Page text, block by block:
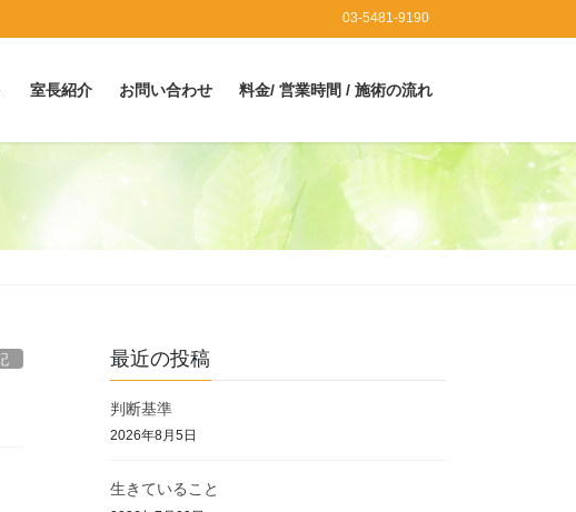
03-5481-9190
室長紹介 お問い合わせ 料金/ 営業時間 / 施術の流れ
最近の投稿
判断基準
2026年8月5日
生きていること